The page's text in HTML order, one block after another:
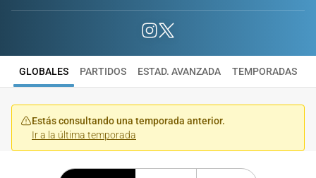
GLOBALES PARTIDOS ESTAD. AVANZADA TEMPORADAS
Estás consultando una temporada anterior.
Ir a la última temporada